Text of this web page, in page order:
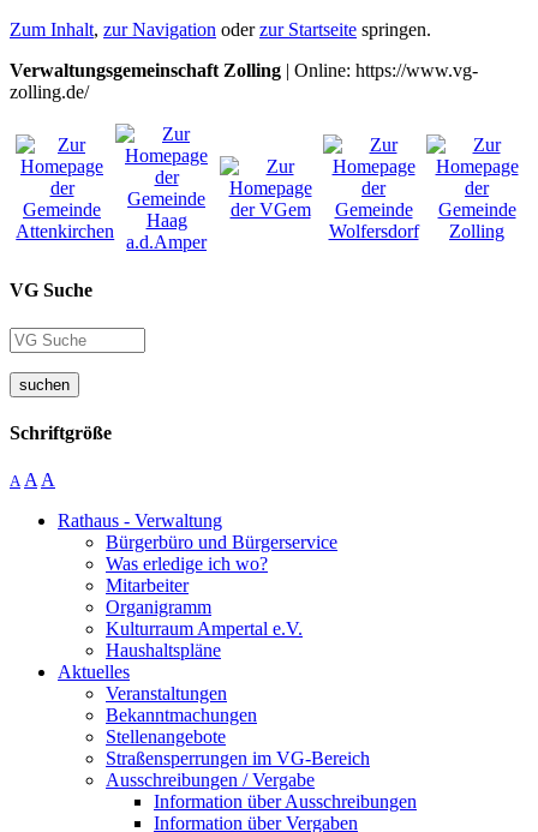
Zum Inhalt, zur Navigation oderzur Startseite springen.
Verwaltungsgemeinschaft Zolling | Online: https://www.vg-
zolling.de/
VG Suche
suchen
Schriftgröße
A A A
Rathaus - Verwaltung
Bürgerbüro und Bürgerservice
Was erledige ich wo?
Mitarbeiter
Organigramm
Kulturraum Ampertal e.V.
Haushaltspläne
Aktuelles
Veranstaltungen
Bekanntmachungen
Stellenangebote
Straßensperrungen im VG-Bereich
Ausschreibungen / Vergabe
Information über Ausschreibungen
Information über Vergaben